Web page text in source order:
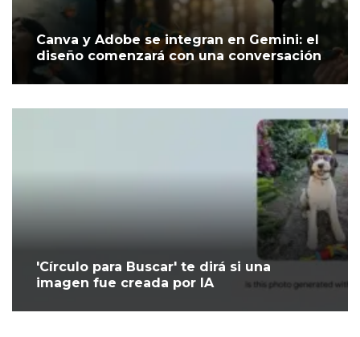
Canva y Adobe se integran en Gemini: el
diseño comenzará con una conversación
'Círculo para Buscar' te dirá si una
imagen fue creada por IA